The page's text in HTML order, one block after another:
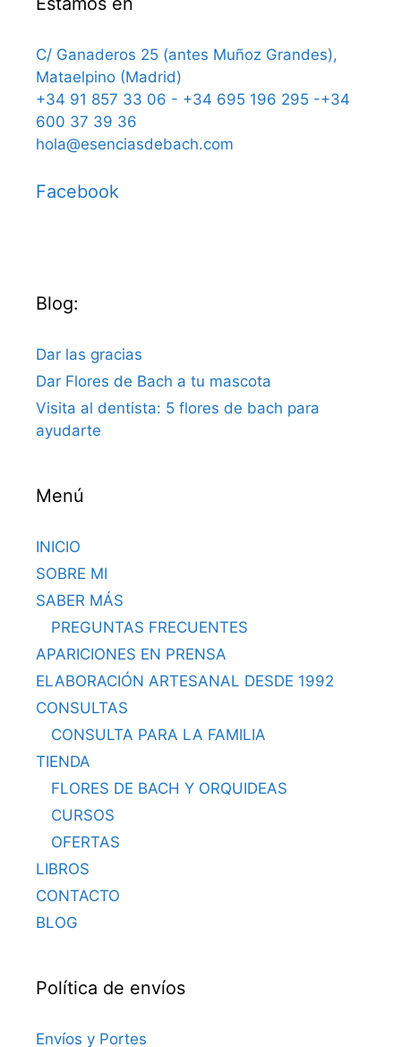
C/ Ganaderos 25 (antes Muñoz Grandes),
Mataelpino (Madrid)
+34 91 857 33 06 - +34 695 196 295 -+34
600 37 39 36
hola@esenciasdebach.com
Facebook
Blog:
Dar las gracias
Dar Flores de Bach a tu mascota
Visita al dentista: 5 flores de bach para
ayudarte
Menú
INICIO
SOBRE MI
SABER MÁS
PREGUNTAS FRECUENTES
APARICIONES EN PRENSA
ELABORACIÓN ARTESANAL DESDE 1992
CONSULTAS
CONSULTA PARA LA FAMILIA
TIENDA
FLORES DE BACH Y ORQUIDEAS
CURSOS
OFERTAS
LIBROS
CONTACTO
BLOG
Política de envíos
Envíos y Portes